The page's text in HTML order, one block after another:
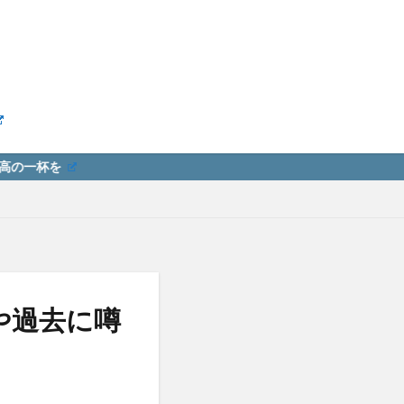
過去に噂